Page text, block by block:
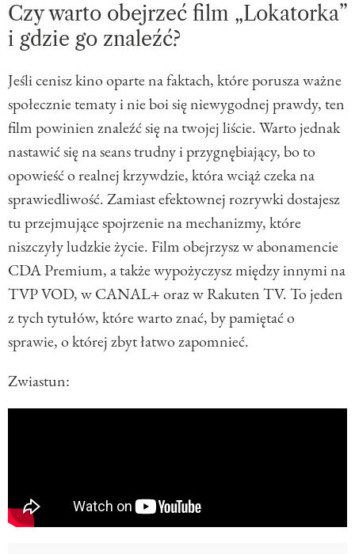
Czy warto obejrzeć film „Lokatorka”
i gdzie go znaleźć?
Jeśli cenisz kino oparte na faktach, które porusza ważne
społecznie tematy i nie boi się niewygodnej prawdy, ten
film powinien znaleźć się na twojej liście. Warto jednak
nastawić się na seans trudny i przygnębiający, bo to
opowieść o realnej krzywdzie, która wciąż czeka na
sprawiedliwość. Zamiast efektownej rozrywki dostajesz
tu przejmujące spojrzenie na mechanizmy, które
niszczyły ludzkie życie. Film obejrzysz w abonamencie
CDA Premium, a także wypożyczysz między innymi na
TVP VOD, w CANAL+ oraz w Rakuten TV. To jeden
z tych tytułów, które warto znać, by pamiętać o
sprawie, o której zbyt łatwo zapomnieć.
Zwiastun: